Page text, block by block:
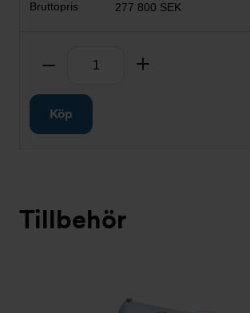
277 800 SEK
Ta bort
Köp
Tillbehör